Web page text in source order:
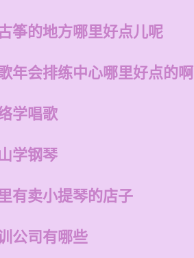
筝的地方哪里好点儿呢
年会排练中心哪里好点的啊
学唱歌
学钢琴
有卖小提琴的店子
公司有哪些